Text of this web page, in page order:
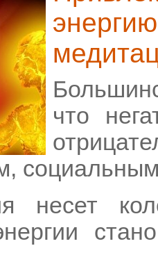
что
несет